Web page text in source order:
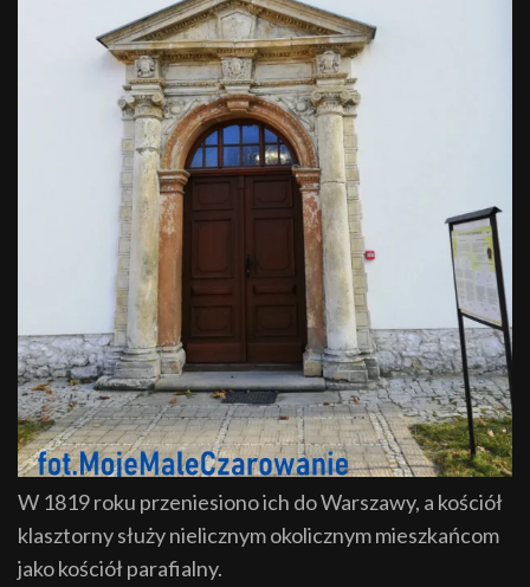
W 1819 roku przeniesiono ich do Warszawy, a kościół
klasztorny służy nielicznym okolicznym mieszkańcom
jako kościół parafialny.